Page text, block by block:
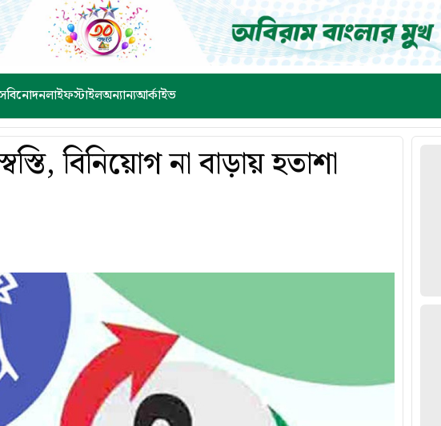
বিনোদনলাইফস্টাইলঅন্যান্যআর্কাইভ
বিনিয়োগ না বাড়ায় হতাশা